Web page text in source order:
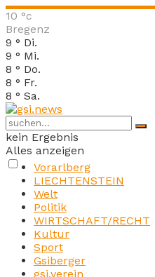
10 °c
Bregenz
9 ° Di.
9 ° Mi.
8 ° Do.
8 ° Fr.
8 ° Sa.
kein Ergebnis
Alles anzeigen
Vorarlberg
LIECHTENSTEIN
Welt
Politik
WIRTSCHAFT/RECHT
Kultur
Sport
Gsiberger
gsi.verein